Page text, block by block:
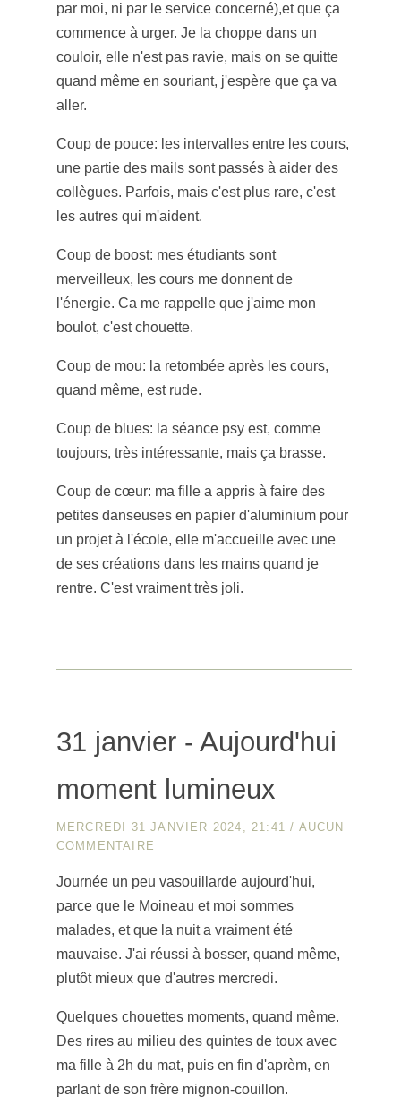
par moi, ni par le service concerné),et que ça
commence à urger. Je la choppe dans un
couloir, elle n'est pas ravie, mais on se quitte
quand même en souriant, j'espère que ça va
aller.
Coup de pouce: les intervalles entre les cours,
une partie des mails sont passés à aider des
collègues. Parfois, mais c'est plus rare, c'est
les autres qui m'aident.
Coup de boost: mes étudiants sont
merveilleux, les cours me donnent de
l'énergie. Ca me rappelle que j'aime mon
boulot, c'est chouette.
Coup de mou: la retombée après les cours,
quand même, est rude.
Coup de blues: la séance psy est, comme
toujours, très intéressante, mais ça brasse.
Coup de cœur: ma fille a appris à faire des
petites danseuses en papier d'aluminium pour
un projet à l'école, elle m'accueille avec une
de ses créations dans les mains quand je
rentre. C'est vraiment très joli.
31 janvier - Aujourd'hui
moment lumineux
MERCREDI 31 JANVIER 2024, 21:41 / AUCUN
COMMENTAIRE
Journée un peu vasouillarde aujourd'hui,
parce que le Moineau et moi sommes
malades, et que la nuit a vraiment été
mauvaise. J'ai réussi à bosser, quand même,
plutôt mieux que d'autres mercredi.
Quelques chouettes moments, quand même.
Des rires au milieu des quintes de toux avec
ma fille à 2h du mat, puis en fin d'aprèm, en
parlant de son frère mignon-couillon.